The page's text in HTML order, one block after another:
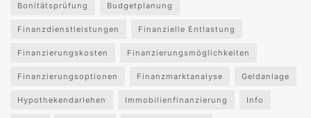
Bonitätsprüfung Budgetplanung
Finanzdienstleistungen Finanzielle Entlastung
Finanzierungskosten Finanzierungsmöglichkeiten
Finanzierungsoptionen Finanzmarktanalyse Geldanlage
Hypothekendarlehen Immobilienfinanzierung Info